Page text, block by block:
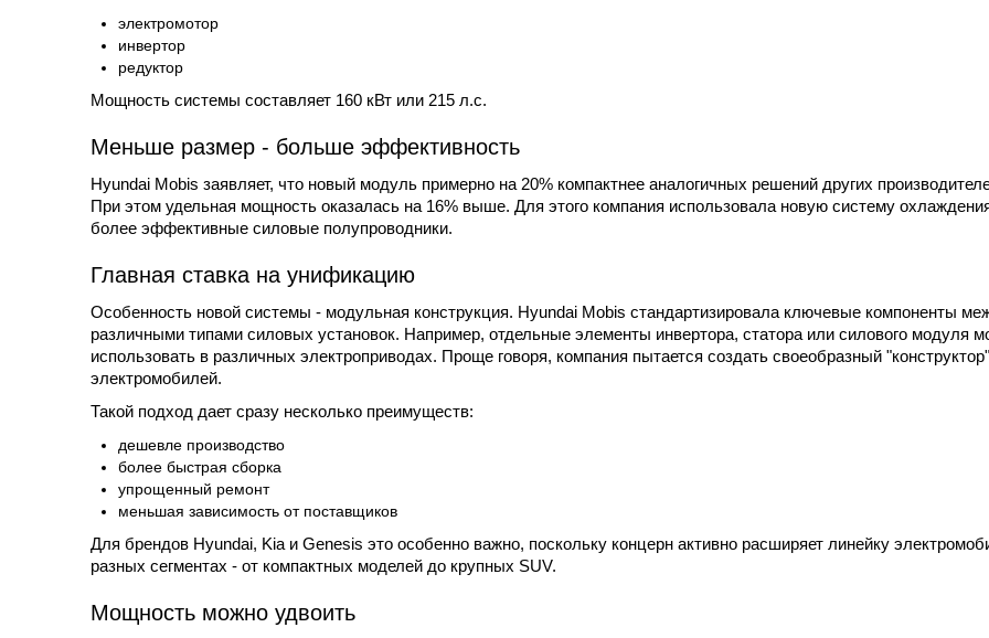
электромотор
инвертор
редуктор
Мощность системы составляет 160 кВт или 215 л.с.
Меньше размер - больше эффективность
Hyundai Mobis заявляет, что новый модуль примерно на 20% компактнее аналогичных решений других
При этом удельная мощность оказалась на 16% выше. Для этого компания использовала новую систему
более эффективные силовые полупроводники.
Главная ставка на унификацию
Особенность новой системы - модульная конструкция. Hyundai Mobis стандартизировала ключевые компоненты
различными типами силовых установок. Например, отдельные элементы инвертора, статора или силового модуля
использовать в различных электроприводах. Проще говоря, компания пытается создать своеобразный
электромобилей.
Такой подход дает сразу несколько преимуществ:
дешевле производство
более быстрая сборка
упрощенный ремонт
меньшая зависимость от поставщиков
Для брендов Hyundai, Kia и Genesis это особенно важно, поскольку концерн активно расширяет линейку
разных сегментах - от компактных моделей до крупных SUV.
Мощность можно удвоить